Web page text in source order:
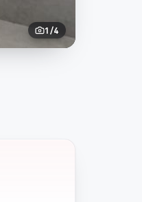
1 /4